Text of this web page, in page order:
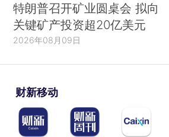
特朗普召开矿业圆桌会 拟向
关键矿产投资超20亿美元
2026年08月09日
财新移动